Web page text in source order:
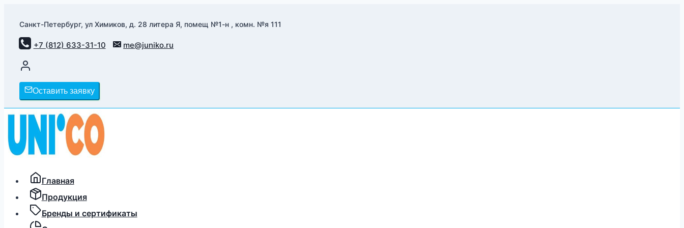
содержимому
Санкт-Петербург, ул Химиков, д. 28 литера Я, помещ №1-н , комн. №я 111
+7 (812) 633-31-10 me@juniko.ru
Оставить заявку
Главная
Продукция
Бренды и сертификаты